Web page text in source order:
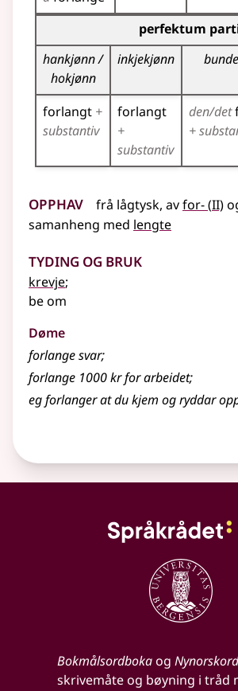
Bøyningstabell for dette verbet
perfektum
hankjønn /
hokjønn
inkjekjønn
forlangt +
substantiv
forlangt
+
substantiv
den/det
+
Opphav frå lågtysk, avfor-(2
II)
samanheng med lengte
Tyding og bruk
krevje;
be om
Døme
forlange svar;
forlange 1000 kr for arbeidet;
eg forlanger at du kjem og ryddar
Bokmålsordbokaog
skrivemåte og bøyning i tråd